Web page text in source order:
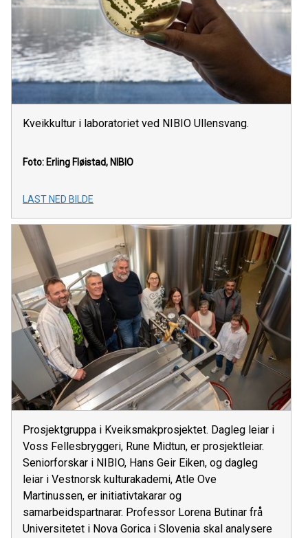
Kveikkultur i laboratoriet ved NIBIO Ullensvang.
Foto: Erling Fløistad, NIBIO
LAST NED BILDE
Prosjektgruppa i Kveiksmakprosjektet. Dagleg leiar i
Voss Fellesbryggeri, Rune Midtun, er prosjektleiar.
Seniorforskar i NIBIO, Hans Geir Eiken, og dagleg
leiar i Vestnorsk kulturakademi, Atle Ove
Martinussen, er initiativtakarar og
samarbeidspartnarar. Professor Lorena Butinar frå
Universitetet i Nova Gorica i Slovenia skal analysere